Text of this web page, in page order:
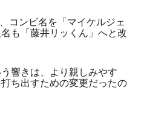
コンビ名を「マイケルジェ
も「藤井リッくん」へと改
響きは、より親しみやす
ち出すための変更だったの